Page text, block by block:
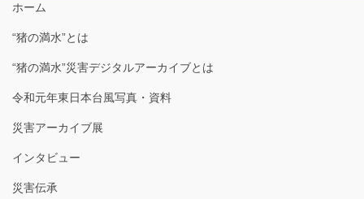
ホーム
“猪の満水”とは
“猪の満水”災害デジタルアーカイブとは
令和元年東日本台風写真・資料
災害アーカイブ展
インタビュー
災害伝承